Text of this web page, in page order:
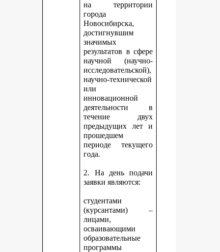
на территории
города
Новосибирска,
достигнувшим
значимых
результатов в сфере
научной (научно-
исследовательской),
научно-технической
или
инновационной
деятельности в
течение двух
предыдущих лет и
прошедшем
периоде текущего
года.
2. На день подачи
заявки являются:
студентами
(курсантами) –
лицами,
осваивающими
образовательные
программы